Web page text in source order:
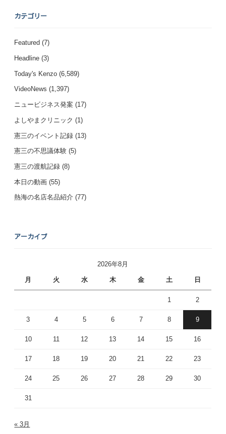
カテゴリー
Featured (7)
Headline (3)
Today's Kenzo (6,589)
VideoNews (1,397)
ニュービジネス発案 (17)
よしやまクリニック (1)
憲三のイベント記録 (13)
憲三の不思議体験 (5)
憲三の渡航記録 (8)
本日の動画 (55)
熱海の名店名品紹介 (77)
アーカイブ
2026年8月
月 火 水 木 金 土 日
1 2
3 4 5 6 7 8 9
10 11 12 13 14 15 16
17 18 19 20 21 22 23
24 25 26 27 28 29 30
31
« 3月